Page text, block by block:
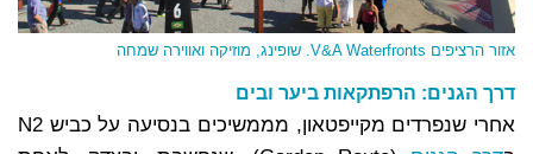
אזור הרציפים V&A Waterfronts. שופינג, מוזיקה ואווירה שמחה
דרך הגנים: הרפתקאות ביער ובים
אחרי שנפרדים מקייפטאון, מממשיכים בנסיעה על כביש N2